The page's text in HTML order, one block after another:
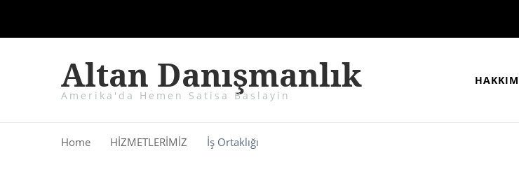
Altan Danışmanlık
Amerika'da Hemen Satisa Baslayin
Home HİZMETLERİMİZ İş Ortaklığı